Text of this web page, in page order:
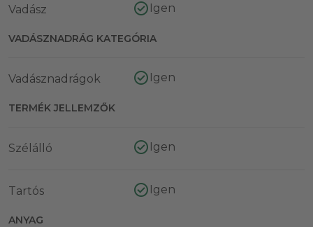
Vadász Igen
VADÁSZNADRÁG KATEGÓRIA
Vadásznadrágok Igen
TERMÉK JELLEMZŐK
Szélálló Igen
Tartós Igen
ANYAG